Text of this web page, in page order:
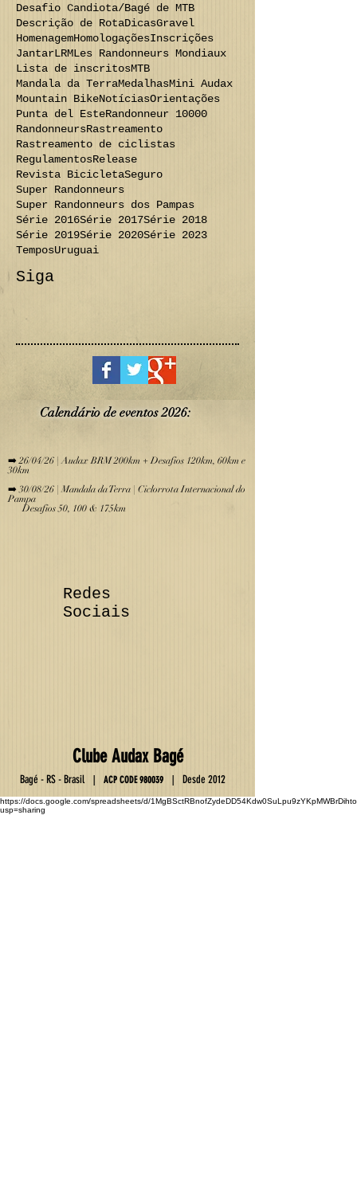
Desafio Candiota/Bagé de MTB
Descrição de RotaDicasGravel
HomenagemHomologaçõesInscrições
JantarLRMLes Randonneurs Mondiaux
Lista de inscritosMTB
Mandala da TerraMedalhasMini Audax
Mountain BikeNotíciasOrientações
Punta del EsteRandonneur 10000
RandonneursRastreamento
Rastreamento de ciclistas
RegulamentosRelease
Revista BicicletaSeguro
Super Randonneurs
Super Randonneurs dos Pampas
Série 2016Série 2017Série 2018
Série 2019Série 2020Série 2023
TemposUruguai
Siga
Calendário de eventos 2026:
➡️ 26/04/26 | Audax BRM 200km + Desafios 120km, 60km e
30km
➡️ 30/08/26 | Mandala da Terra | Ciclorrota Internacional do
Pampa
Desafios 50, 100 & 175km
Redes
Sociais
ClubeAudax Bagé
Bagé - RS - Brasil|ACP CODE980039 |Desde 2012
https://docs.google.com/spreadsheets/d/
usp=sharing